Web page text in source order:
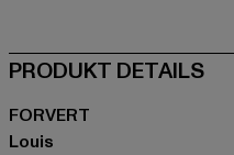
PRODUKT DETAILS
FORVERT
Louis